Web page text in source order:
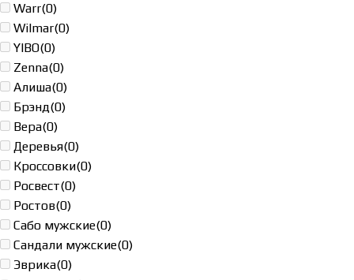
Warr(0)
Wilmar(0)
YIBO(0)
Zenna(0)
Алиша(0)
Брэнд(0)
Вера(0)
Деревья(0)
Кроссовки(0)
Росвест(0)
Ростов(0)
Сабо мужские(0)
Сандали мужские(0)
Эврика(0)